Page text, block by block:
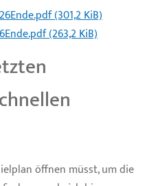
(301,2 KiB)
(263,2 KiB)
öffnen müsst, um die